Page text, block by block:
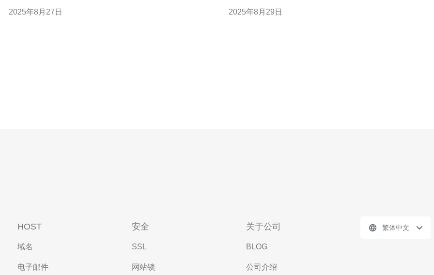
助您找到最佳、最便宜的云服务器选择。 日本云服务器的
2025年8月27日
点，帮助您在选择过程中做出明智的决策。 精华1：性能
2025年8月29日
HOST
域名
电子邮件
安全
SSL
网站锁
关于公司
BLOG
公司介绍
繁体中文